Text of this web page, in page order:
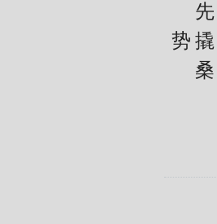
先是
势
桑桑